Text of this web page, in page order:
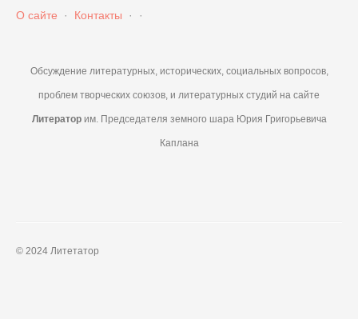
О сайте · Контакты · ·
Обсуждение литературных, исторических, социальных вопросов,
проблем творческих союзов, и литературных студий на сайте
Литераторим. Председателя земного шара Юрия Григорьевича
Каплана
© 2024 Литетатор